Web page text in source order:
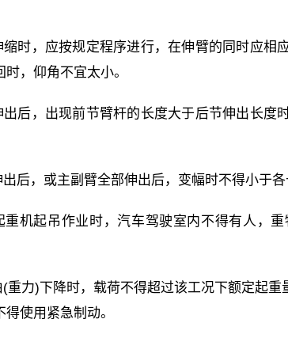
缩时，应按规定程序进行，在伸臂的同时应相
，仰角不宜太小。
出后，出现前节臂杆的长度大于后节伸出长度
后，或主副臂全部伸出后，变幅时不得小于各
重机起吊作业时，汽车驾驶室内不得有人，
重力)下降时，载荷不得超过该工况下额定起
使用紧急制动。